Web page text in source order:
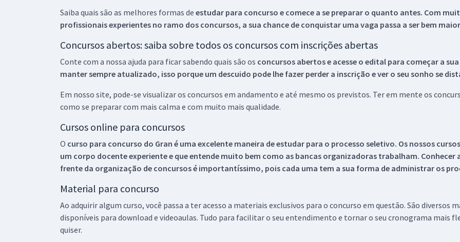
Saiba quais são as melhores formas de estudar para concurso e comece a se preparar o quanto antes. Com
profissionais experientes no ramo dos concursos, a sua chance de conquistar uma vaga passa a ser bem
Concursos abertos: saiba sobre todos os concursos com inscrições abertas
Conte com a nossa ajuda para ficar sabendo quais são os concursos abertos e acesse o edital para começar a
manter sempre atualizado, isso porque um descuido pode lhe fazer perder a inscrição e ver o seu sonho se
Em nosso site, pode-se visualizar os concursos em andamento e até mesmo os previstos. Ter em mente os
como se preparar com mais calma e com muito mais qualidade.
Cursos online para concursos
O curso para concurso do Gran é uma excelente maneira de estudar para o processo seletivo. Os nossos
um corpo docente experiente e que entende muito bem como as bancas organizadoras trabalham.
frente da organização de concursos é importantíssimo, pois cada uma tem a sua forma de administrar os
Material para concurso
Ao adquirir algum curso, você passa a ter acesso a materiais exclusivos para o concurso em questão. São
disponíveis para download e videoaulas. Tudo para facilitar o seu entendimento e tornar o seu cronograma mais
quiser.